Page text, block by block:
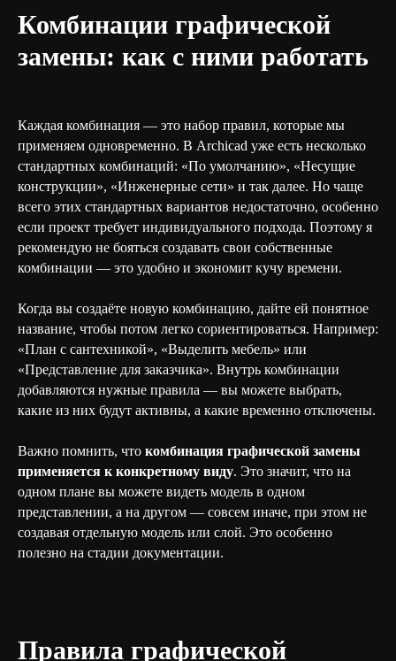
Комбинации графической
замены: как с ними работать
Каждая комбинация — это набор правил, которые мы
применяем одновременно. В Archicad уже есть несколько
стандартных комбинаций: «По умолчанию», «Несущие
конструкции», «Инженерные сети» и так далее. Но чаще
всего этих стандартных вариантов недостаточно, особенно
если проект требует индивидуального подхода. Поэтому я
рекомендую не бояться создавать свои собственные
комбинации — это удобно и экономит кучу времени.
Когда вы создаёте новую комбинацию, дайте ей понятное
название, чтобы потом легко сориентироваться. Например:
«План с сантехникой», «Выделить мебель» или
«Представление для заказчика». Внутрь комбинации
добавляются нужные правила — вы можете выбрать,
какие из них будут активны, а какие временно отключены.
Важно помнить, что комбинация графической замены
применяется к конкретному виду. Это значит, что на
одном плане вы можете видеть модель в одном
представлении, а на другом — совсем иначе, при этом не
создавая отдельную модель или слой. Это особенно
полезно на стадии документации.
Правила графической